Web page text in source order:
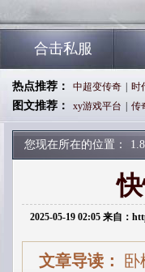
合击私服
热点推荐： 中超变传奇 时
图文推荐： xy游戏平台 传
您现在所在的位置：
2025-05-19 02:05 来自：
文章导读：